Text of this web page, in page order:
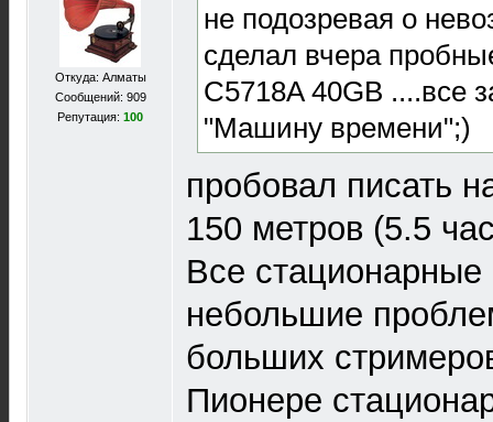
Откуда: Алматы
Сообщений: 909
Репутация: 100
не подозревая о
сделал вчера
C5718A 40GB ....все
"Машину времени";)
пробовал писать
150 метров (5.5
Все
небольшие
больших
Пионере